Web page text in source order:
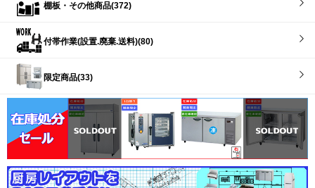
棚板・その他商品(372)
付帯作業(設置.廃棄.送料)(80)
限定商品(33)